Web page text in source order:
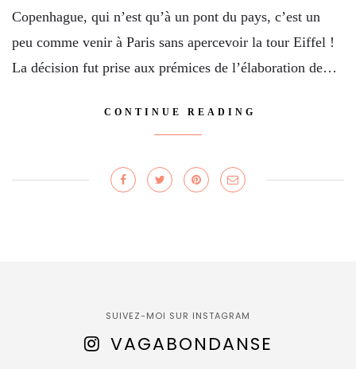
Copenhague, qui n’est qu’à un pont du pays, c’est un
peu comme venir à Paris sans apercevoir la tour Eiffel !
La décision fut prise aux prémices de l’élaboration de…
CONTINUE READING
SUIVEZ-MOI SUR INSTAGRAM
VAGABONDANSE